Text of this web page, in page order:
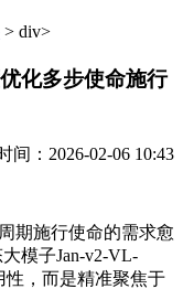
> div>
化多步使命施行
间：2026-02-06 10:43
施行使命的需求愈
模子Jan-v2-VL-
性，而是精准聚焦于